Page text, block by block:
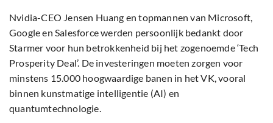
Nvidia-CEO Jensen Huang en topmannen van Microsoft,
Google en Salesforce werden persoonlijk bedankt door
Starmer voor hun betrokkenheid bij het zogenoemde ‘Tech
Prosperity Deal’. De investeringen moeten zorgen voor
minstens 15.000 hoogwaardige banen in het VK, vooral
binnen kunstmatige intelligentie (AI) en
quantumtechnologie.